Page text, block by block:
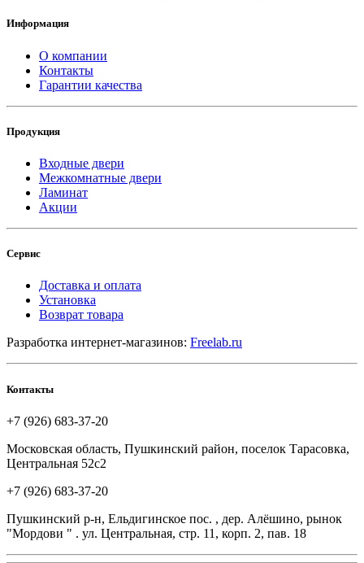
Информация
О компании
Контакты
Гарантии качества
Продукция
Входные двери
Межкомнатные двери
Ламинат
Акции
Сервис
Доставка и оплата
Установка
Возврат товара
Разработка интернет-магазинов: Freelab.ru
Контакты
+7 (926) 683-37-20
Московская область, Пушкинский район, поселок Тарасовка,
Центральная 52с2
+7 (926) 683-37-20
Пушкинский р-н, Ельдигинское пос. , дер. Алёшино, рынок
"Мордови " . ул. Центральная, стр. 11, корп. 2, пав. 18